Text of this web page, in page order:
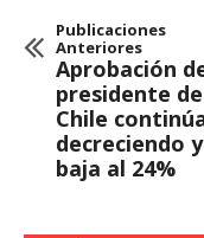
Publicaciones
Anteriores
Aprobación
presidente de
Chile
decreciendo y
baja al 24%